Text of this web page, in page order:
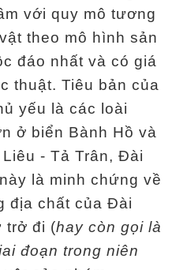
với quy mô tương
theo mô hình sản
đáo nhất và có giá
thuật. Tiêu bản của
yếu là các loài
ở biển Bành Hồ và
- Tả Trân, Đài
là minh chứng về
địa chất của Đài
trở đi (hay còn gọi là
đoạn trong niên